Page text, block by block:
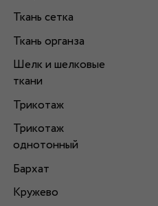
Ткань сетка
Ткань органза
Шелк и шелковые
ткани
Трикотаж
Трикотаж
однотонный
Бархат
Кружево